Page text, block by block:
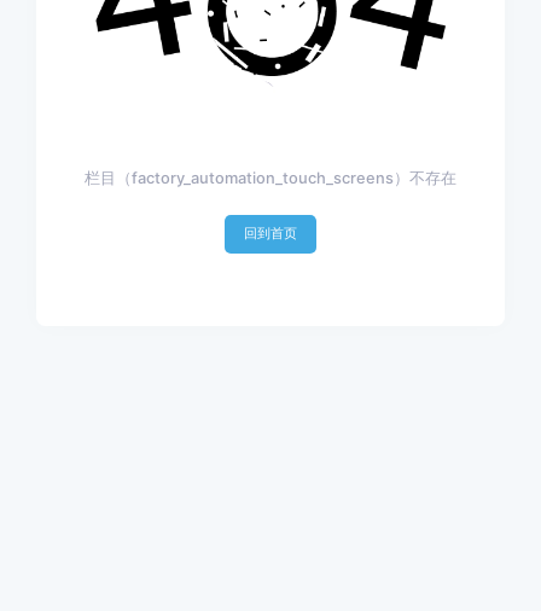
栏目（factory_automation_touch_screens）不存在
回到首页